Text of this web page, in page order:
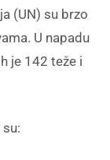
(UN) su brzo
U napadu
je 142 teže i